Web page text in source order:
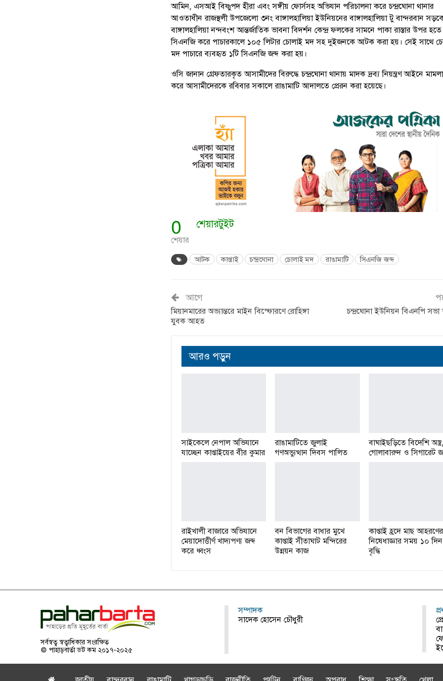
আমিন, এসআই বিষ্ণুপদ হীরা এবং সঙ্গীয় ফোর্সসহ অভিযান পরিচালনা করে চন্দ্রঘোনা থানার
আওতাধীন রাজস্থলী উপজেলাে ৩নং বাঙ্গালহালিয়া ইউনিয়নের বাঙ্গালহালিয়া টু বান্দরবান
বাঙ্গালহালিয়া নন্দবংশ আন্তর্জাতিক ভাবনা বিদর্শন কেন্দ্র ফলকের সামনে পাকা রাস্তার উপর হতে
সিএনজি করে পাচারকালে ১০৫ লিটার চোলাই মদ সহ দুইজনকে আটক করা হয়। সেই সাথে
মদ পাচারে ব্যবহৃত ১টি সিএনজি জব্দ করা হয়।
ওসি জানান গ্রেফতারকৃত আসামীদের বিরুদ্ধে চন্দ্রঘোনা থানায় মাদক দ্রব্য নিয়ন্ত্রণ আইনে
করে আসামীদেরকে রবিবার সকালে রাঙামাটি আদালতে প্রেরন করা হয়েছে।
0
শেয়ার
শেয়ারটুইট
আটক কাপ্তাই চন্দ্রঘোনা চোলাই মদ রাঙামাটি সিএনজি জব্দ
আগে
মিয়ানমারের অভ্যান্তরে মাইন বিস্ফোরণে রোহিঙ্গা
যুবক আহত
চন্দ্রঘোনা ইউনিয়ন বিএনপি সভা
আরও পড়ুন
সাইকেলে নেপাল অভিযানে
যাচ্ছেন কাপ্তাইয়ের বীর কুমার
রাঙামাটিতে জুলাই
গণঅভ্যুত্থান দিবস পালিত
বাঘাইছড়িতে বিদেশি অস্ত্র,
গোলাবারুদ ও সিগারেট
রাইখালী বাজারে অভিযানে
মেয়াদোত্তীর্ণ খাদ্যপণ্য জব্দ
করে ধ্বংস
বন বিভাগের বাধার মুখে
কাপ্তাই সীতাঘাট মন্দিরের
উন্নয়ন কাজ
কাপ্তাই হ্রদে মাছ আহরণের
নিষেধাজ্ঞার সময় ১০ দিন
বৃদ্ধি
সর্বস্বত্ব স্বত্বাধিকার সংরক্ষিত
© পাহাড়বার্তা ডট কম ২০১৭-২০২৫
সম্পাদক
সাদেক হোসেন চৌধুরী